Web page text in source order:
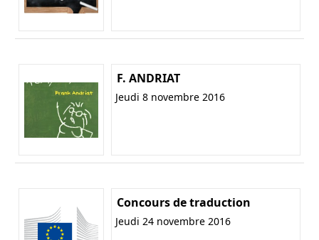
F. ANDRIAT
Jeudi 8 novembre 2016
Concours de traduction
Jeudi 24 novembre 2016